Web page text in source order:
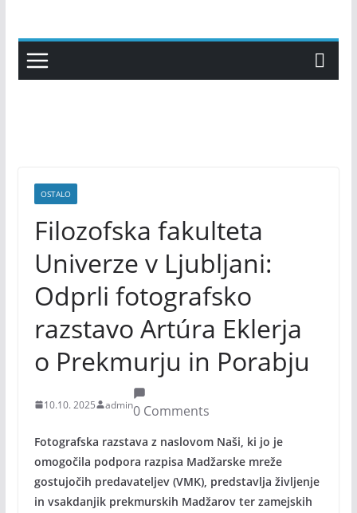
content
OSTALO
Filozofska fakulteta
Univerze v Ljubljani:
Odprli fotografsko
razstavo Artúra Eklerja
o Prekmurju in Porabju
10.10. 2025 admin0 Comments
Fotografska razstava z naslovom Naši, ki jo je
omogočila podpora razpisa Madžarske mreže
gostujočih predavateljev (VMK), predstavlja življenje
in vsakdanjik prekmurskih Madžarov ter zamejskih